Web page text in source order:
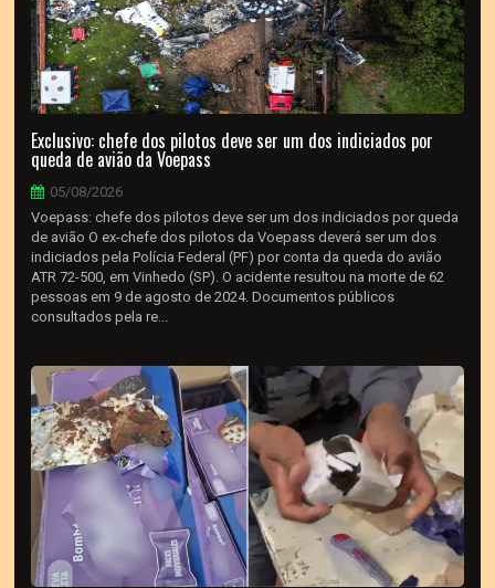
Exclusivo: chefe dos pilotos deve ser um dos indiciados por
queda de avião da Voepass
05/08/2026
Voepass: chefe dos pilotos deve ser um dos indiciados por queda
de avião O ex-chefe dos pilotos da Voepass deverá ser um dos
indiciados pela Polícia Federal (PF) por conta da queda do avião
ATR 72-500, em Vinhedo (SP). O acidente resultou na morte de 62
pessoas em 9 de agosto de 2024. Documentos públicos
consultados pela re...